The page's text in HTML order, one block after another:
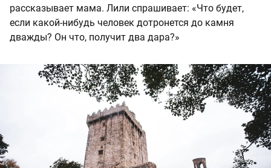
рассказывает мама. Лили спрашивает: «Что будет,
если какой-нибудь человек дотронется до камня
дважды? Он что, получит два дара?»